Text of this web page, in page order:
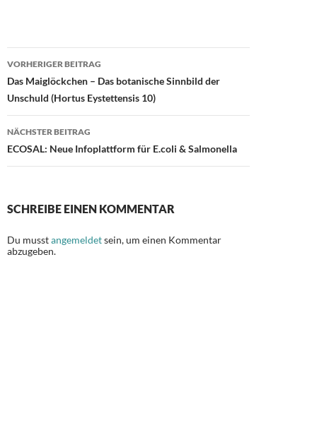
b
o
o
k
d
o
n
n
Beitragsnavigation
VORHERIGER BEITRAG
Das Maiglöckchen – Das botanische Sinnbild der
Unschuld (Hortus Eystettensis 10)
NÄCHSTER BEITRAG
ECOSAL: Neue Infoplattform für E.coli & Salmonella
SCHREIBE EINEN KOMMENTAR
Du musstangemeldetsein, um einen Kommentar
abzugeben.